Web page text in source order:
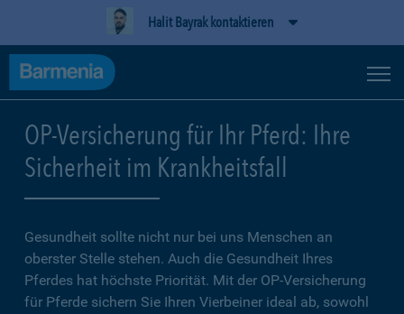
Halit Bayrak kontaktieren
OP-Versicherung für Ihr Pferd: Ihre
Sicherheit im Krankheitsfall
Gesundheit sollte nicht nur bei uns Menschen an
oberster Stelle stehen. Auch die Gesundheit Ihres
Pferdes hat höchste Priorität. Mit der OP-Versicherung
für Pferde sichern Sie Ihren Vierbeiner ideal ab, sowohl